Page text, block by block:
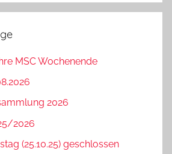
MSC Wochenende
2026
2026
(25.10.25) geschlossen